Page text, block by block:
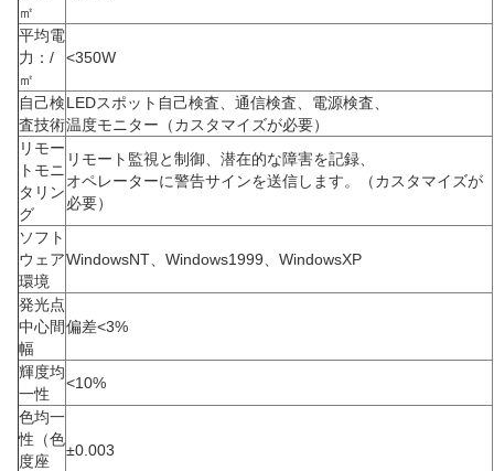
㎡
平均電
力：/
㎡
<350W
自己検
査技術
LEDスポット自己検査、通信検査、電源検査、
温度モニター（カスタマイズが必要）
リモー
トモニ
タリン
グ
リモート監視と制御、潜在的な障害を記録、
オペレーターに警告サインを送信します。（カスタマイズが
必要）
ソフト
ウェア
環境
WindowsNT、Windows1999、WindowsXP
発光点
中心間
幅
偏差<3%
輝度均
一性
<10%
色均一
性（色
度座
±0.003